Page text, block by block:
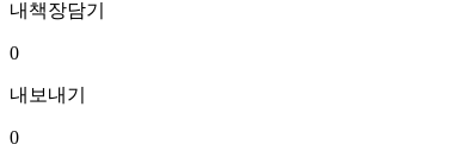
내책장담기
0
내보내기
0